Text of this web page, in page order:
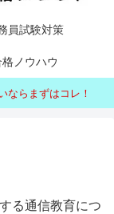
員試験対策
格ノウハウ
ならまずはコレ！
る通信教育につ